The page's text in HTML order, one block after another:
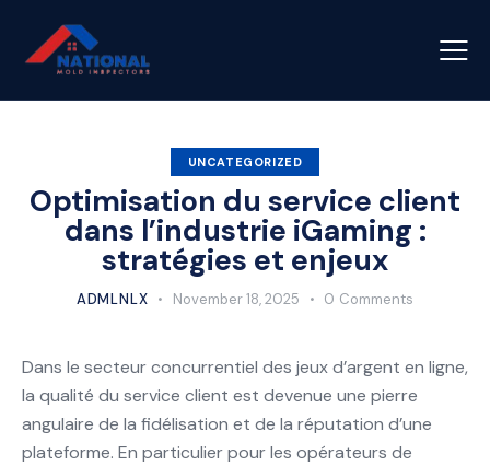
UNCATEGORIZED
Optimisation du service client
dans l’industrie iGaming :
stratégies et enjeux
ADMLNLX November 18, 2025 0 Comments
Dans le secteur concurrentiel des jeux d’argent en ligne,
la qualité du service client est devenue une pierre
angulaire de la fidélisation et de la réputation d’une
plateforme. En particulier pour les opérateurs de